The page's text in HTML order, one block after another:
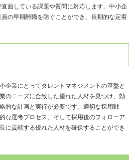
面している課題や質問に対応します。中小企
の早期離職を防ぐことができ、長期的な定着
企業にとってタレントマネジメントの基盤と
のニーズに合致した優れた人材を見つけ、効
的な計画と実行が必要です。適切な採用戦
な選考プロセス、そして採用後のフォローア
に貢献する優れた人材を確保することができ